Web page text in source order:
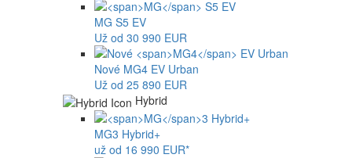
MG S5 EV
Už od 30 990 EUR
Nové MG4 EV Urban
Už od 25 890 EUR
Hybrid
MG3 Hybrid+
už od 16 990 EUR*